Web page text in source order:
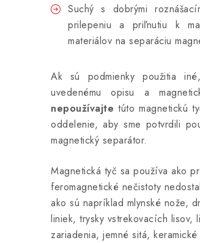
Suchý s dobrými
prilepeniu a priľnutiu k
materiálov na separáciu
Ak sú podmienky použitia
uvedenému opisu a
nepoužívajte túto magnetickú
oddelenie, aby sme potvrdili
magnetický separátor.
Magnetická tyč sa používa ako
feromagnetické nečistoty
ako sú napríklad mlynské nože,
liniek, trysky vstrekovacích lisov,
zariadenia, jemné sitá,